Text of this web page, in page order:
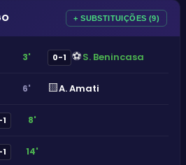
+ SUBSTITUIÇÕES (9)
3' 0-1 ⚽S. Benincasa
6' 🟨A. Amati
8'
14'